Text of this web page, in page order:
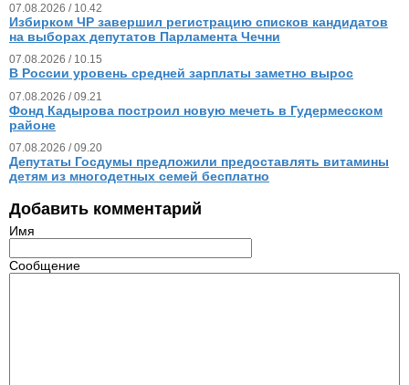
07.08.2026 / 10.42
Избирком ЧР завершил регистрацию списков кандидатов
на выборах депутатов Парламента Чечни
07.08.2026 / 10.15
В России уровень средней зарплаты заметно вырос
07.08.2026 / 09.21
Фонд Кадырова построил новую мечеть в Гудермесском
районе
07.08.2026 / 09.20
Депутаты Госдумы предложили предоставлять витамины
детям из многодетных семей бесплатно
Добавить комментарий
Имя
Сообщение